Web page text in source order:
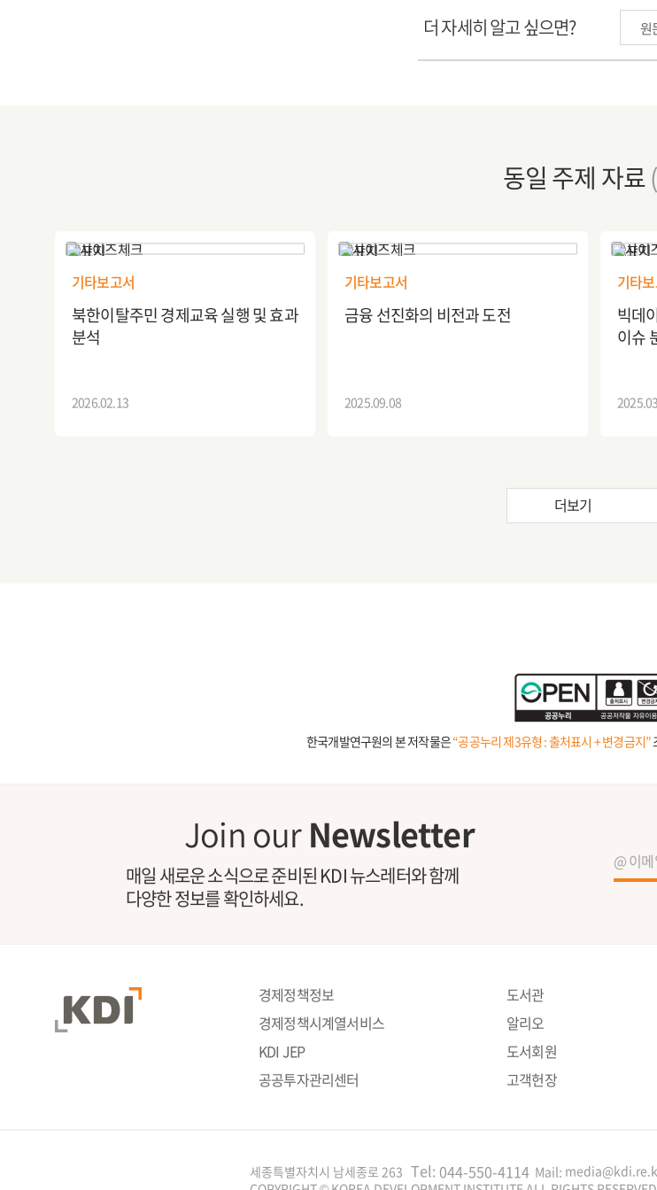
더 자세히 알고 싶으면? 원
동일 주제 자료
기타보고서
북한이탈주민 경제교육 실행 및 효과
분석
2026.02.13
기타보고서
금융 선진화의 비전과 도전
2025.09.08
기타
빅데
이슈
더보기
한국개발연구원의 본 저작물은“공공누리 제3유형 : 출처표시 + 변경금지”
Join ourNewsletter
매일 새로운 소식으로 준비된 KDI 뉴스레터와 함께
다양한 정보를 확인하세요.
경제정책정보
경제정책시계열서비스
KDI JEP
공공투자관리센터
도서관
알리오
도서회원
고객헌장
세종특별자치시 남세종로 263 Tel: 044-550-4114 Mail: